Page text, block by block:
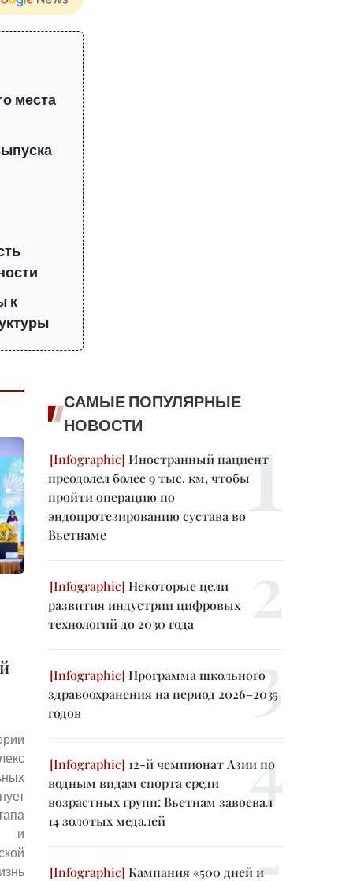
места
к
и
САМЫЕ ПОПУЛЯРНЫЕ
НОВОСТИ
Иностранный пациент
преодолел более 9 тыс. км, чтобы
пройти операцию по
эндопротезированию сустава во
Вьетнаме
Некоторые цели
развития индустрии цифровых
технологий до 2030 года
Программа школьного
здравоохранения на период 2026–2035
годов
12-й чемпионат Азии по
водным видам спорта среди
возрастных групп: Вьетнам завоевал
14 золотых медалей
Кампания «500 дней и